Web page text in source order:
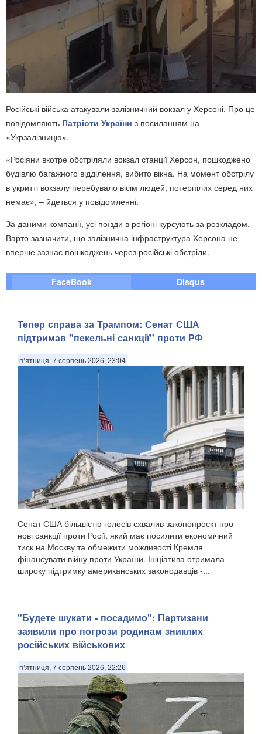
Російські війська атакували залізничний вокзал у Херсоні. Про це
повідомляють Патріоти України з посиланням на
«Укрзалізницю».
«Росіяни вкотре обстріляли вокзал станції Херсон, пошкоджено
будівлю багажного відділення, вибито вікна. На момент обстрілу
в укритті вокзалу перебувало вісім людей, потерпілих серед них
немає», – йдеться у повідомленні.
За даними компанії, усі поїзди в регіоні курсують за розкладом.
Варто зазначити, що залізнична інфраструктура Херсона не
вперше зазнає пошкоджень через російські обстріли.
FaceBook Disqus
Тепер справа за Трампом: Сенат США
підтримав "пекельні санкції" проти РФ
п’ятниця, 7 серпень 2026, 23:04
Сенат США більшістю голосів схвалив законопроєкт про
нові санкції проти Росії, який має посилити економічний
тиск на Москву та обмежити можливості Кремля
фінансувати війну проти України. Ініціатива отримала
широку підтримку американських законодавців -...
"Будете шукати - посадимо": Партизани
заявили про погрози родинам зниклих
російських військових
п’ятниця, 7 серпень 2026, 22:26